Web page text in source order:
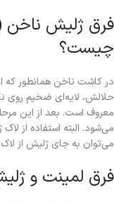
فرق ژلیش ناخن
چیست؟
در کاشت ناخن همانطور که
حلالش، لایه‌ای ضخیم روی
معروف است. بعد از این
می‌شود. البته استفاده از
می‌توان به جای ژلیش از
فرق لمینت و